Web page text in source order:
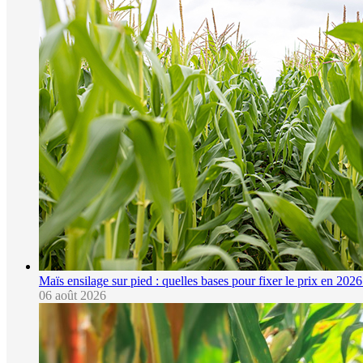
Maïs ensilage sur pied : quelles bases pour fixer le prix en
06 août 2026